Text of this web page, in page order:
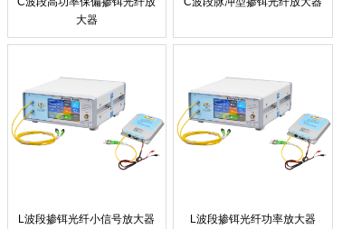
大器
L波段掺铒光纤小信号放大器 L波段掺铒光纤功率放大器